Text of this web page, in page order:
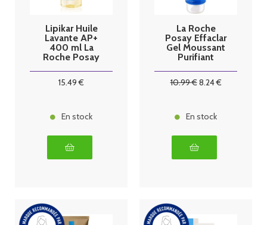
Lipikar Huile
Lavante AP+
400 ml La
Roche Posay
15.49 €
En stock
La Roche
Posay Effaclar
Gel Moussant
Purifiant
10.99€8.24€
En stock